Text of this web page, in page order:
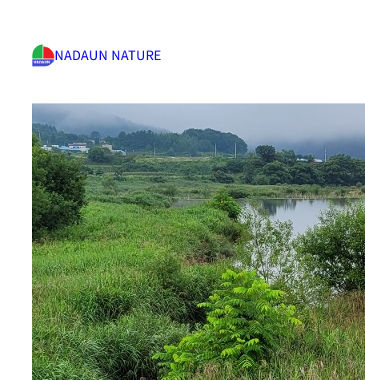
NADAUN NATURE